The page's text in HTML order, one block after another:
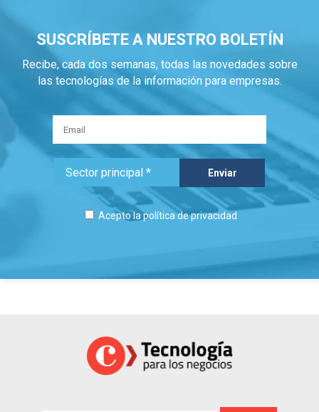
SUSCRÍBETE A NUESTRO BOLETÍN
Recibe, cada dos semanas, todas las novedades sobre
las tecnologías de la información para empresas.
Acepto lapolítica de privacidad